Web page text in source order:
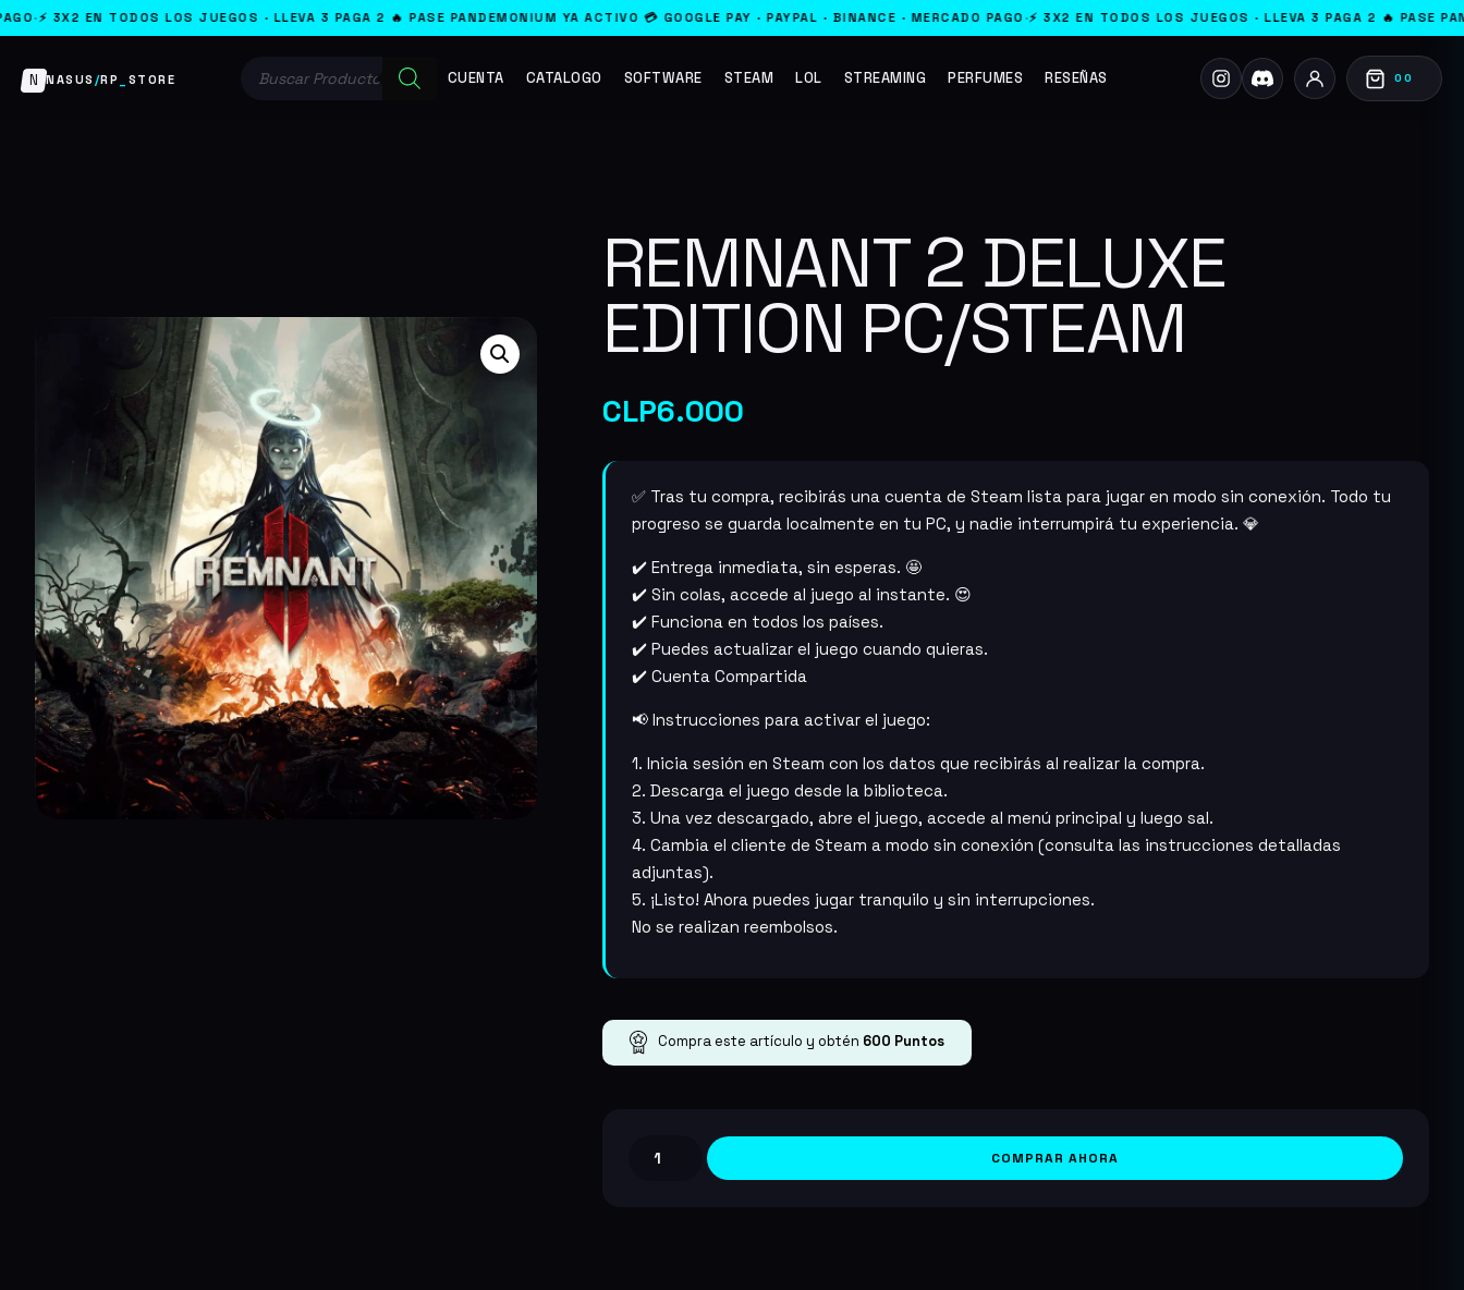
LOS JUEGOS · LLEVA 3 PAGA 2 🔥 PASE PANDEMONIUM YA ACTIVO 💳 GOOGLE PAY · PAYPAL · BINANCE · MERCADO PAGO·⚡ 3X2 EN TODOS LOS JUEGOS · LLEVA 3 PAGA 2 🔥 PASE PANDEMONIUM YA
N NASUS /RP STORE de CUENTA CATALOGO SOFTWARE STEAM LOL STREAMING PERFUMES RESEÑAS 00
REMNANT 2 DELUXE
EDITION PC/STEAM
CLP6.000
✅ Tras tu compra, recibirás una cuenta de Steam lista para jugar en modo sin conexión. Todo tu
progreso se guarda localmente en tu PC, y nadie interrumpirá tu experiencia. 💎
✔️ Entrega inmediata, sin esperas. 🤩
✔️ Sin colas, accede al juego al instante. 😍
✔️ Funciona en todos los países.
✔️ Puedes actualizar el juego cuando quieras.
✔️ Cuenta Compartida
📢 Instrucciones para activar el juego:
1. Inicia sesión en Steam con los datos que recibirás al realizar la compra.
2. Descarga el juego desde la biblioteca.
3. Una vez descargado, abre el juego, accede al menú principal y luego sal.
4. Cambia el cliente de Steam a modo sin conexión (consulta las instrucciones detalladas
adjuntas).
5. ¡Listo! Ahora puedes jugar tranquilo y sin interrupciones.
No se realizan reembolsos.
Compra este artículo y obtén 600 Puntos
Remnant
COMPRAR AHORA